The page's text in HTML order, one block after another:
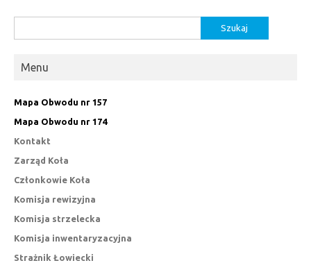
Menu
Mapa Obwodu nr 157
Mapa Obwodu nr 174
Kontakt
Zarząd Koła
Członkowie Koła
Komisja rewizyjna
Komisja strzelecka
Komisja inwentaryzacyjna
Strażnik Łowiecki